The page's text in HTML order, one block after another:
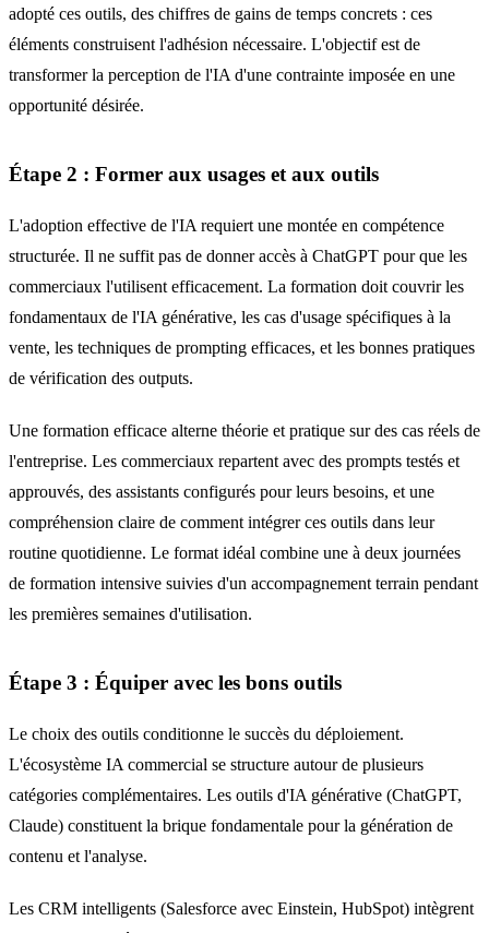
adopté ces outils, des chiffres de gains de temps concrets : ces
éléments construisent l'adhésion nécessaire. L'objectif est de
transformer la perception de l'IA d'une contrainte imposée en une
opportunité désirée.
Étape 2 : Former aux usages et aux outils
L'adoption effective de l'IA requiert une montée en compétence
structurée. Il ne suffit pas de donner accès à ChatGPT pour que les
commerciaux l'utilisent efficacement. La formation doit couvrir les
fondamentaux de l'IA générative, les cas d'usage spécifiques à la
vente, les techniques de prompting efficaces, et les bonnes pratiques
de vérification des outputs.
Une formation efficace alterne théorie et pratique sur des cas réels de
l'entreprise. Les commerciaux repartent avec des prompts testés et
approuvés, des assistants configurés pour leurs besoins, et une
compréhension claire de comment intégrer ces outils dans leur
routine quotidienne. Le format idéal combine une à deux journées
de formation intensive suivies d'un accompagnement terrain pendant
les premières semaines d'utilisation.
Étape 3 : Équiper avec les bons outils
Le choix des outils conditionne le succès du déploiement.
L'écosystème IA commercial se structure autour de plusieurs
catégories complémentaires. Les outils d'IA générative (ChatGPT,
Claude) constituent la brique fondamentale pour la génération de
contenu et l'analyse.
Les CRM intelligents (Salesforce avec Einstein, HubSpot) intègrent